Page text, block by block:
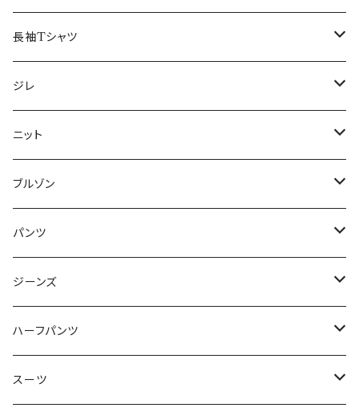
50/XL～
48/L
50/XL～
46/M
48/L
50/XL～
～44/S
46/M
48/L
50/XL～
長袖Tシャツ
～44/S
46/M
48/L
50/XL～
ジレ
～44/S
46/M
48/L
50/XL～
ニット
～44/S
46/M
48/L
50/XL～
ブルゾン
～44/S
46/M
48/L
50/XL～
パンツ
～44/S
46/M
48/L
ジーンズ
～44/S
46/M
ハーフパンツ
～44/S
スーツ